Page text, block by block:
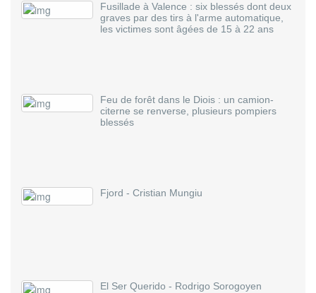
Fusillade à Valence : six blessés dont deux
graves par des tirs à l'arme automatique,
les victimes sont âgées de 15 à 22 ans
Feu de forêt dans le Diois : un camion-
citerne se renverse, plusieurs pompiers
blessés
Fjord - Cristian Mungiu
El Ser Querido - Rodrigo Sorogoyen